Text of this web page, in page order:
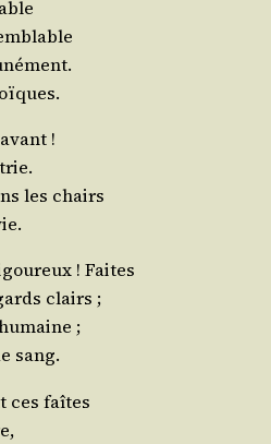
!
les chairs
! Faites
clairs ;
;
sang.
ces faîtes